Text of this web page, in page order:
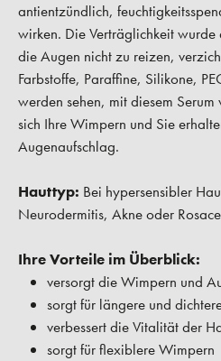
antientzündlich,
wirken. Die Verträglichkeit
die Augen nicht zu reizen,
Farbstoffe, Paraffine, Silikone,
werden sehen, mit diesem
sich Ihre Wimpern und Sie
Augenaufschlag.
Hauttyp: Bei hypersensibler
Neurodermitis, Akne oder
Ihre Vorteile im Überblick:
versorgt die Wimpern und
sorgt für längere und
verbessert die Vitalität der
sorgt für flexiblere Wimpern